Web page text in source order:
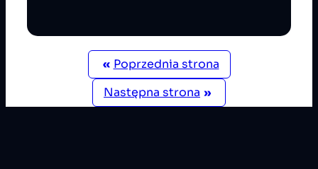
« Poprzednia strona
Następna strona »